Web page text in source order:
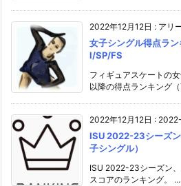
2022年12月12日 : アリ
女子シングル得点ラ
l/SP/FS
フィギュアスケートの
以降の得点ランキング
2022年12月12日 :
ISU 2022-23シーズ
子シングル）
ISU 2022-23シーズン
スコアのランキング。 ...